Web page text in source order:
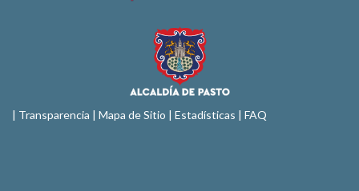
| Transparencia | Mapa de Sitio | Estadísticas | FAQ